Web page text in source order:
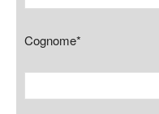
Cognome*